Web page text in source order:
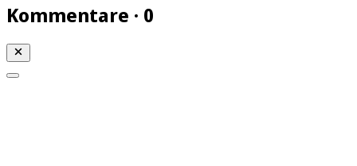
Kommentare · 0